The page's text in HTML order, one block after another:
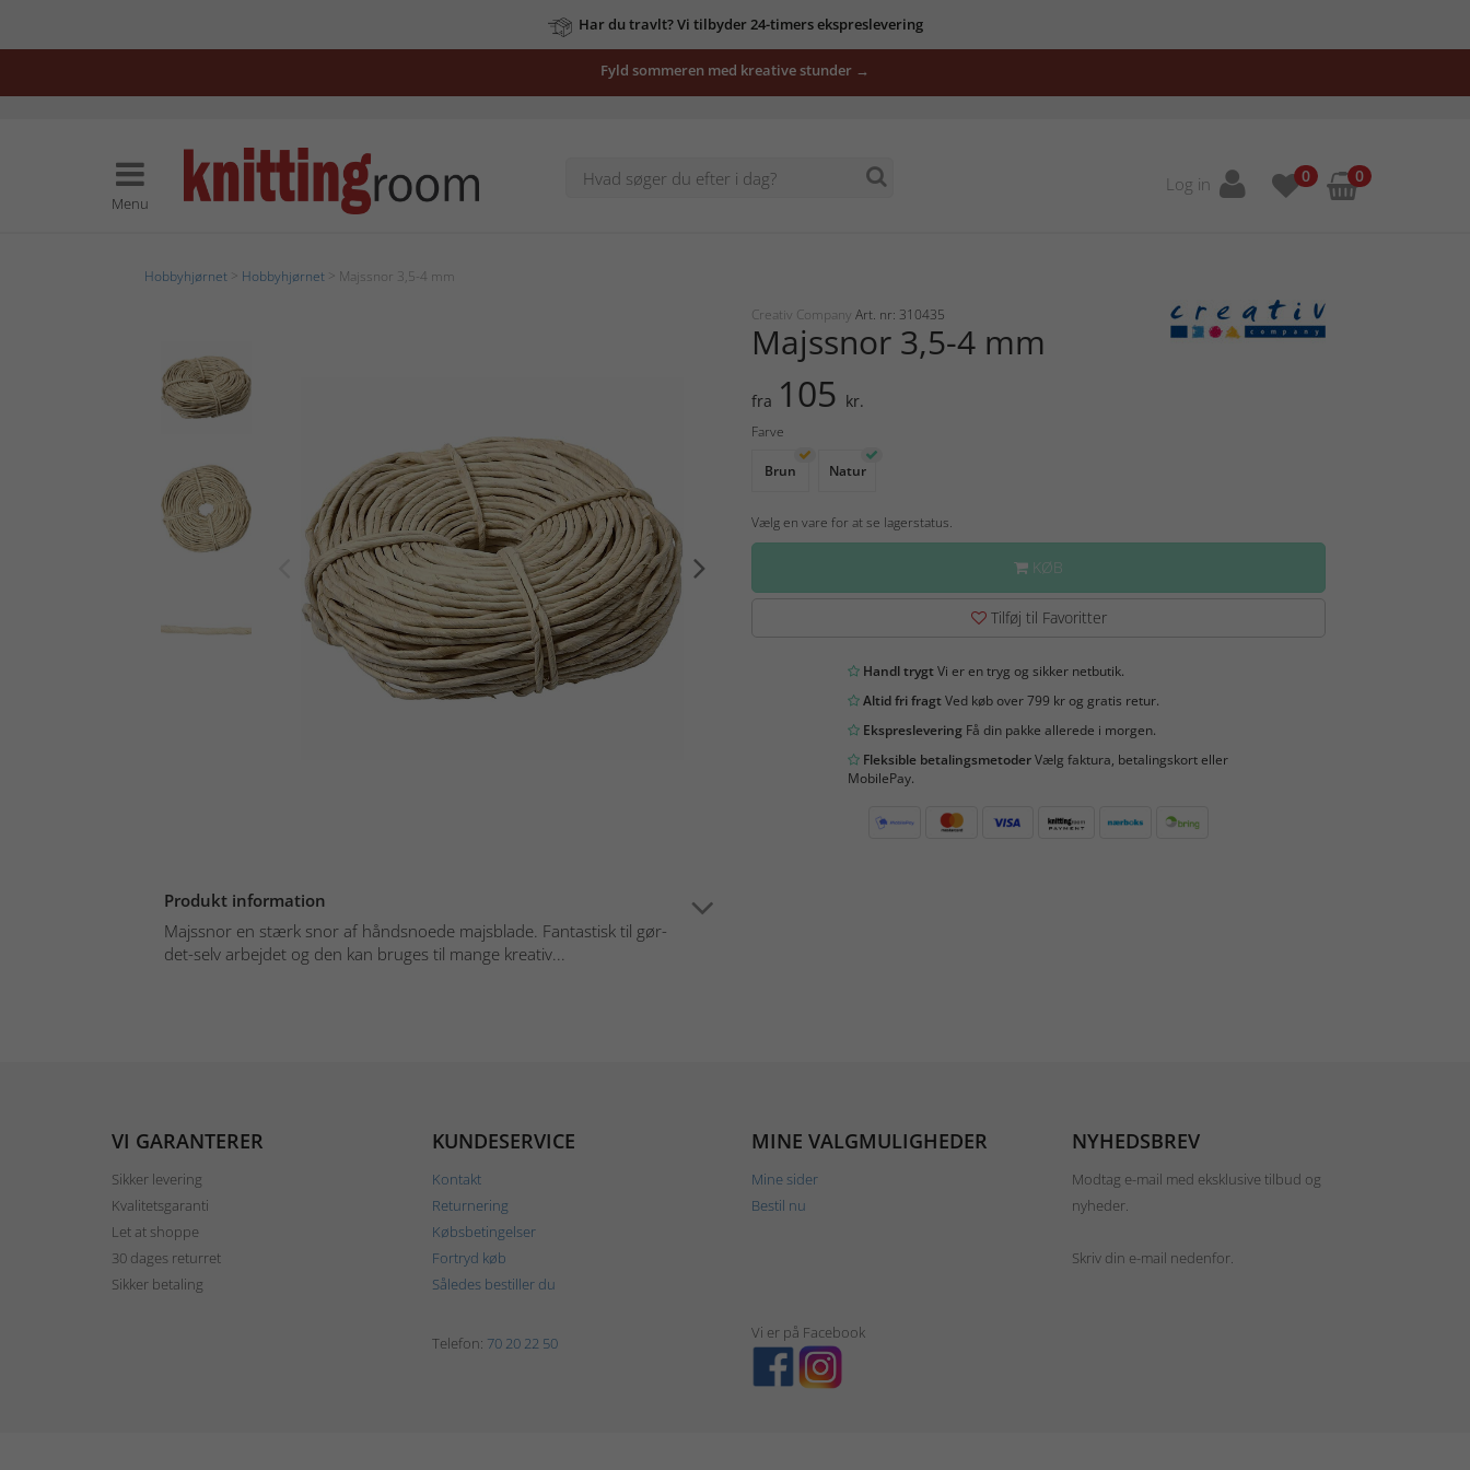
Har du travlt? Vi tilbyder 24-timers ekspreslevering
Fyld sommeren med kreative stunder →
Menu
Log in 0 0
Hobbyhjørnet Hobbyhjørnet > Majssnor 3,5-4 mm
Produkt information
Majssnor en stærk snor af håndsnoede majsblade. Fantastisk til gør-
det-selv arbejdet og den kan bruges til mange kreativ...
Creativ Company Art. nr: 310435
Majssnor 3,5-4 mm
fra 105 kr.
Farve
Brun Natur
Vælg en vare for at se lagerstatus.
KØB
Tilføj til Favoritter
Handl trygtVi er en tryg og sikker netbutik.
Altid fri fragtVed køb over 799 kr og gratis retur.
EkspresleveringFå din pakke allerede i morgen.
Fleksible betalingsmetoderVælg faktura, betalingskort eller
MobilePay.
VI GARANTERER
Sikker levering
Kvalitetsgaranti
Let at shoppe
30 dages returret
Sikker betaling
KUNDESERVICE
Kontakt
Returnering
Købsbetingelser
Fortryd køb
Således bestiller du
MINE VALGMULIGHEDER
Mine sider
Bestil nu
NYHEDSBREV
Modtag e-mail med eksklusive tilbud og
nyheder.
Skriv din e-mail nedenfor.
Telefon: 70 20 22 50
Vi er på Facebook